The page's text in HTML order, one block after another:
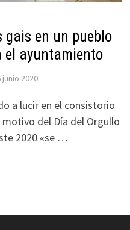
gais en un pueblo
ayuntamiento
junio 2020
a lucir en el consistorio
motivo del Día del Orgullo
2020 «se …